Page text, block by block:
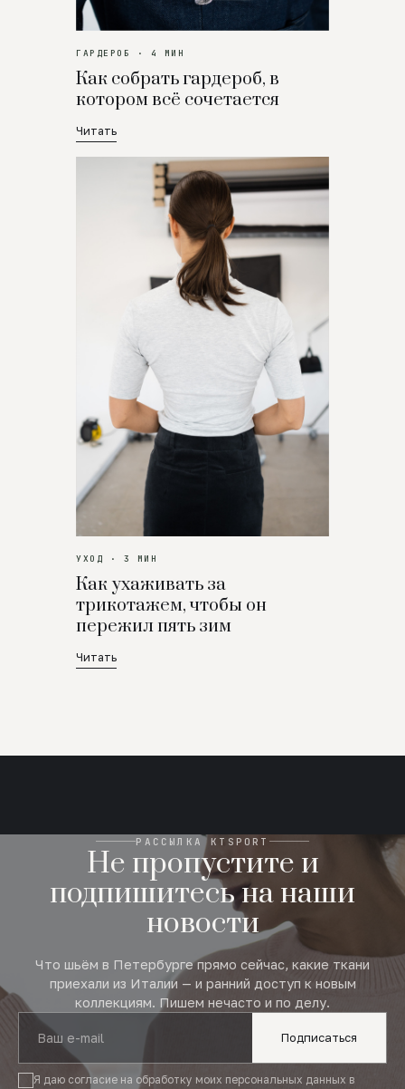
ГАРДЕРОБ · 4 МИН
Как собрать гардероб, в
котором всё сочетается
Читать
УХОД · 3 МИН
Как ухаживать за
трикотажем, чтобы он
пережил пять зим
Читать
РАССЫЛКА KTSPORT
Не пропустите и
подпишитесь на наши
новости
Что шьём в Петербурге прямо сейчас, какие ткани
приехали из Италии — и ранний доступ к новым
коллекциям. Пишем нечасто и по делу.
Подписаться
Я даю согласие на обработку моих персональных данных в